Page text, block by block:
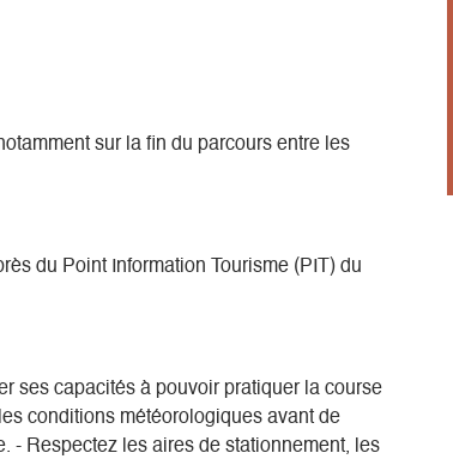
sur la fin du parcours entre les
du Point Information Tourisme (PIT) du
ses capacités à pouvoir pratiquer la course
conditions météorologiques avant de
- Respectez les aires de stationnement, les